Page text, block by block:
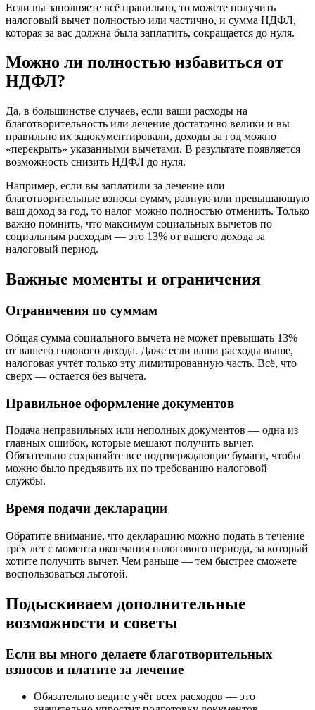
Если вы заполняете всё правильно, то можете получить
налоговый вычет полностью или частично, и сумма НДФЛ,
которая за вас должна была заплатить, сокращается до нуля.
Можно ли полностью избавиться от
НДФЛ?
Да, в большинстве случаев, если ваши расходы на
благотворительность или лечение достаточно велики и вы
правильно их задокументировали, доходы за год можно
«перекрыть» указанными вычетами. В результате появляется
возможность снизить НДФЛ до нуля.
Например, если вы заплатили за лечение или
благотворительные взносы сумму, равную или превышающую
ваш доход за год, то налог можно полностью отменить. Только
важно помнить, что максимум социальных вычетов по
социальным расходам — это 13% от вашего дохода за
налоговый период.
Важные моменты и ограничения
Ограничения по суммам
Общая сумма социального вычета не может превышать 13%
от вашего годового дохода. Даже если ваши расходы выше,
налоговая учтёт только эту лимитированную часть. Всё, что
сверх — остается без вычета.
Правильное оформление документов
Подача неправильных или неполных документов — одна из
главных ошибок, которые мешают получить вычет.
Обязательно сохраняйте все подтверждающие бумаги, чтобы
можно было предъявить их по требованию налоговой
службы.
Время подачи декларации
Обратите внимание, что декларацию можно подать в течение
трёх лет с момента окончания налогового периода, за который
хотите получить вычет. Чем раньше — тем быстрее сможете
воспользоваться льготой.
Подыскиваем дополнительные
возможности и советы
Если вы много делаете благотворительных
взносов и платите за лечение
Обязательно ведите учёт всех расходов — это